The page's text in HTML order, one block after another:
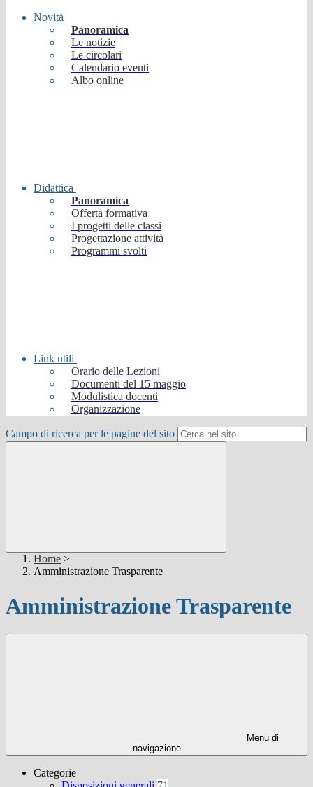
Novità
Panoramica
Le notizie
Le circolari
Calendario eventi
Albo online
Didattica
Panoramica
Offerta formativa
I progetti delle classi
Progettazione attività
Programmi svolti
Link utili
Orario delle Lezioni
Documenti del 15 maggio
Modulistica docenti
Organizzazione
Campo di ricerca per le pagine del sito
Home >
Amministrazione Trasparente
Amministrazione Trasparente
Menu di
navigazione
Categorie